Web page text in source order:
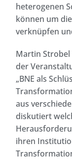
heterogenen
können um
verknüpfen
Martin Strobel
der
„BNE als
aus
diskutiert
ihren